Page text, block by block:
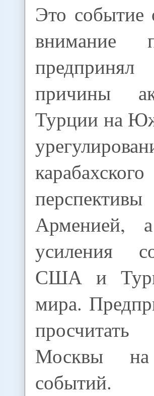
Это событие
внимание
причины
Турции на
Арменией,
усиления
США и
мира.
Москвы на
событий.